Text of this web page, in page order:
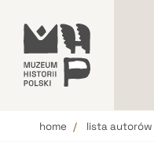
home lista autorów